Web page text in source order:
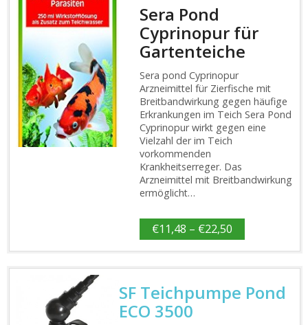
Sera Pond
Cyprinopur für
Gartenteiche
Sera pond Cyprinopur
Arzneimittel für Zierfische mit
Breitbandwirkung gegen häufige
Erkrankungen im Teich Sera Pond
Cyprinopur wirkt gegen eine
Vielzahl der im Teich
vorkommenden
Krankheitserreger. Das
Arzneimittel mit Breitbandwirkung
ermöglicht…
€11,48 – €22,50
SF Teichpumpe Pond
ECO 3500